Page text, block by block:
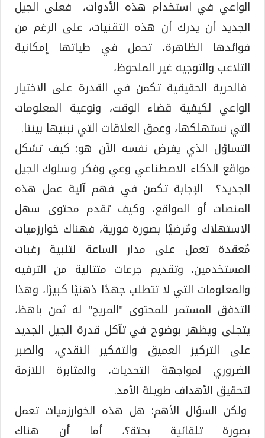
الواعي في استخدام هذه الأدوات، فعلى الجيل
الجديد أن يدرك أن هذه التقنيات، على الرغم من
فوائدها الظاهرة، تحمل في طياتها إمكانية
التلاعب والتوجيه غير الملحوظ،
فالحرية الحقيقية تكمن في القدرة على الاختيار
الواعي لكيفية قضاء الوقت، ونوعية المعلومات
التي نستهلكها، وعمق العلاقات التي نبنيها بيننا.
التساؤل الذي يفرض نفسه الآن هو: كيف تشكل
مواقع الذكاء الاصطناعي وعي وفكر وسلوك الجيل
الجديد؟ الإجابة تكمن في فهم آلية عمل هذه
المنصات أو المواقع، وكيف تقدم محتوى سهل
الاستهلاك ومُرضيًا بصورة فورية، فهناك خوارزميات
مُعقدة تعمل على مدار الساعة لتلبية رغبات
المستخدمين، وتقديم جرعات متتالية من الترفيه
والمعلومات التي لا تتطلب جهدًا ذهنيًا كبيرًا، وهذا
التدفق المستمر للمحتوى "المريح" له ثمن باهظ،
يتجلى ويظهر بوضوح في تآكل قدرة الجيل الجديد
على التركيز العميق والتفكير النقدي، والصبر
الضروري لمواجهة التحديات، والمثابرة اللازمة
لتحقيق الأهداف طويلة الأمد.
ولكن السؤال الأهم: هل هذه الخوارزميات تعمل
بصورة تلقائية بحتة؟، أما أن هناك